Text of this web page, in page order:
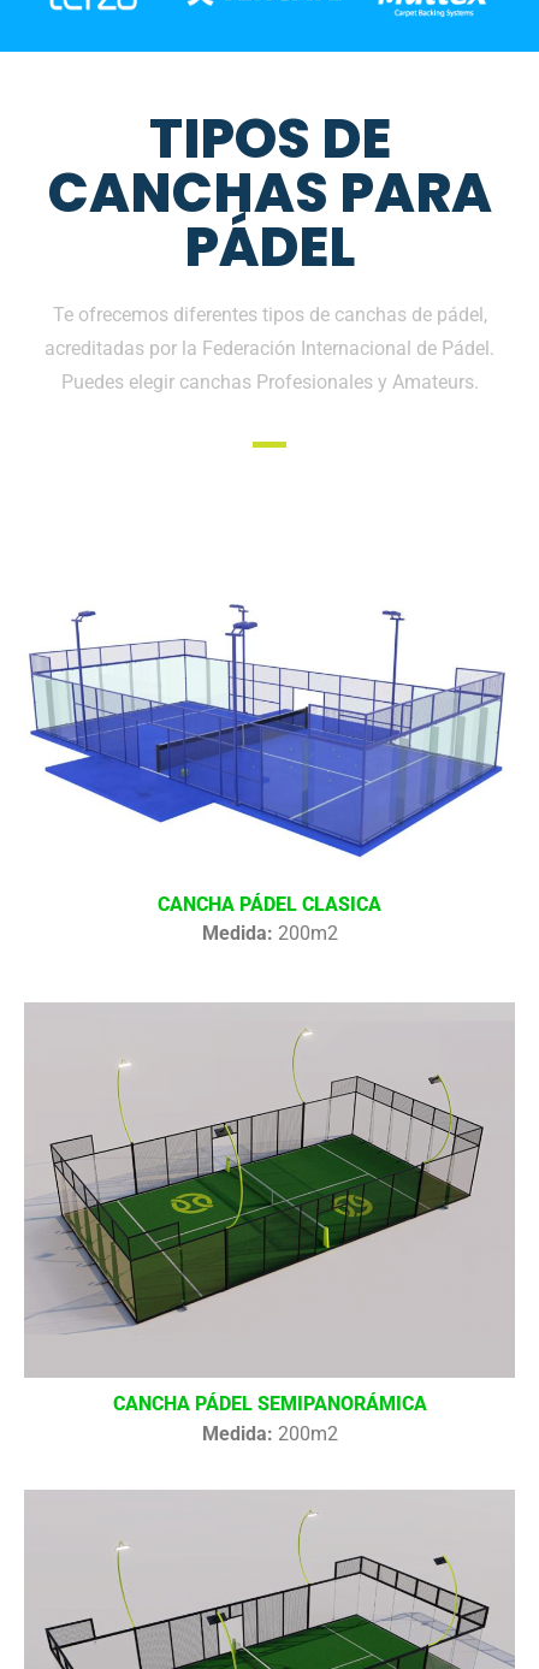
TIPOS DE
CANCHAS PARA
PÁDEL
Te ofrecemos diferentes tipos de canchas de pádel,
acreditadas por la Federación Internacional de Pádel.
Puedes elegir canchas Profesionales y Amateurs.
CANCHA PÁDEL CLASICA
Medida: 200m2
CANCHA PÁDEL SEMIPANORÁMICA
Medida: 200m2